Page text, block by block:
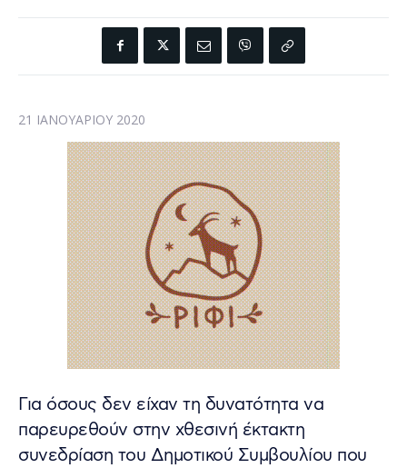
21 ΙΑΝΟΥΑΡΊΟΥ 2020
Για όσους δεν είχαν τη δυνατότητα να
παρευρεθούν στην χθεσινή έκτακτη
συνεδρίαση του Δημοτικού Συμβουλίου που